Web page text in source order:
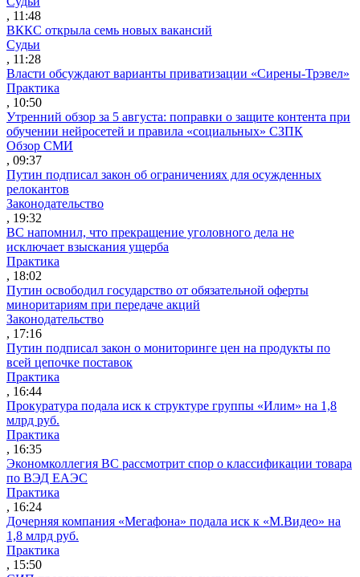
, 11:48
ВККС открыла семь новых вакансий
Судьи
, 11:28
Власти обсуждают варианты приватизации «Сирены-Трэвел»
Практика
, 10:50
Утренний обзор за 5 августа: поправки о защите контента при
обучении нейросетей и правила «социальных» СЗПК
Обзор СМИ
, 09:37
Путин подписал закон об ограничениях для осужденных
релокантов
Законодательство
, 19:32
ВС напомнил, что прекращение уголовного дела не
исключает взыскания ущерба
Практика
, 18:02
Путин освободил государство от обязательной оферты
миноритариям при передаче акций
Законодательство
, 17:16
Путин подписал закон о мониторинге цен на продукты по
всей цепочке поставок
Практика
, 16:44
Прокуратура подала иск к структуре группы «Илим» на 1,8
млрд руб.
Практика
, 16:35
Экономколлегия ВС рассмотрит спор о классификации товара
по ВЭД ЕАЭС
Практика
, 16:24
Дочерняя компания «Мегафона» подала иск к «М.Видео» на
1,8 млрд руб.
Практика
, 15:50